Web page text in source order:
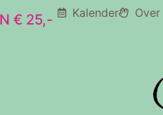
€ 25,- Kalender